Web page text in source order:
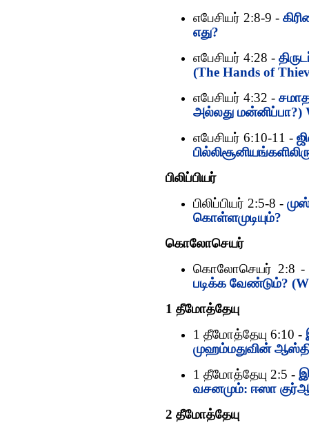
எபேசியர் 2:8-9 -
எது?
எபேசியர் 4:28 -
(The Hands of
எபேசியர் 4:32 -
அல்லது மன்னிப்பா?)
எபேசியர் 6:10-11 -
பிலிப்பியர்
பிலிப்பியர் 2:5-8 -
கொள்ளமுடியும்?
கொலோசெயர்
கொலோசெயர் 2:8
படிக்க வேண்டும்?
1 தீமோத்தேயு
1 தீமோத்தேயு 6:10 -
முஹம்மதுவின்
1 தீமோத்தேயு 2:5 -
வசனமும்: ஈஸா
2 தீமோத்தேயு